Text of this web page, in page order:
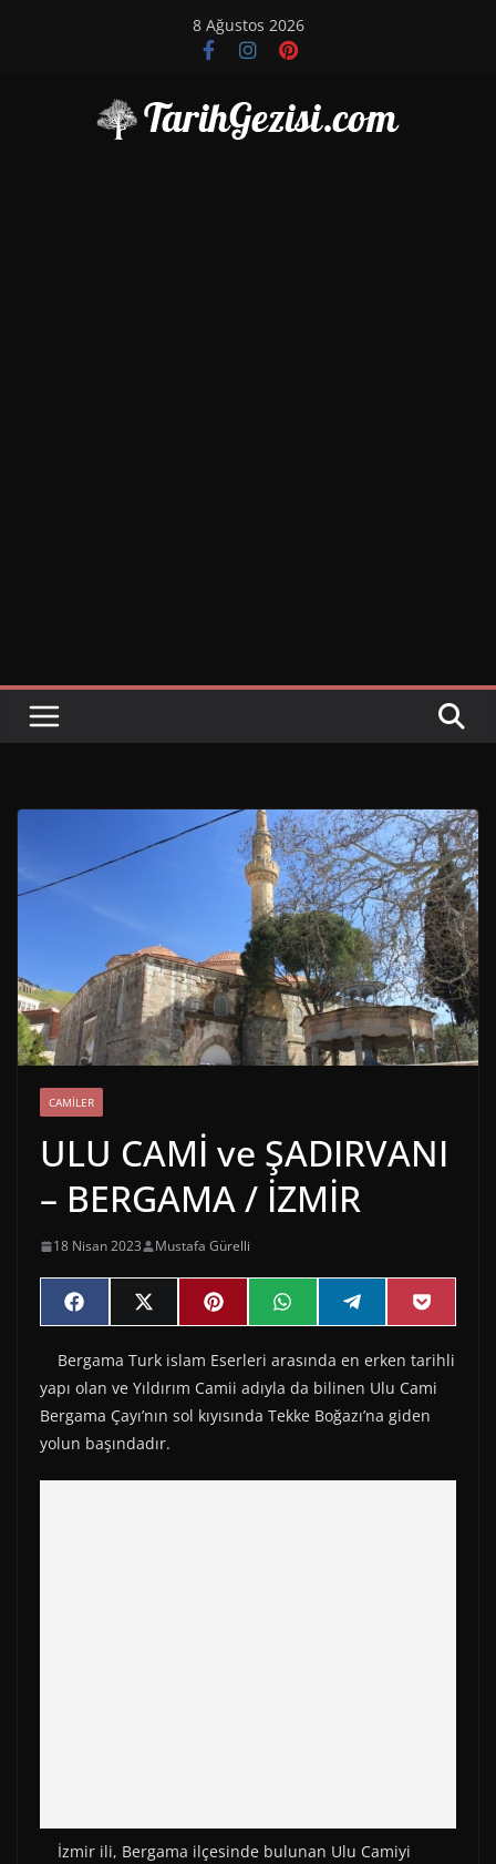
8 Ağustos 2026
CAMILER
ULU CAMİ ve ŞADIRVANI
– BERGAMA / İZMİR
18 Nisan 2023 Mustafa Gürelli
Share
on
F
a
e
b
o
o
k
Share
on
X
(
w
i
t
t
e
r
Share
on
P
i
t
e
r
e
Share
on
W
h
t
s
A
p
Share
on
e
e
g
r
a
Share
on
P
o
k
e
t
Bergama Turk islam Eserleri arasında en erken tarihli
yapı olan ve Yıldırım Camii adıyla da bilinen Ulu Cami
Bergama Çayı’nın sol kıyısında Tekke Boğazı’na giden
yolun başındadır.
İzmir ili, Bergama ilçesinde bulunan Ulu Camiyi